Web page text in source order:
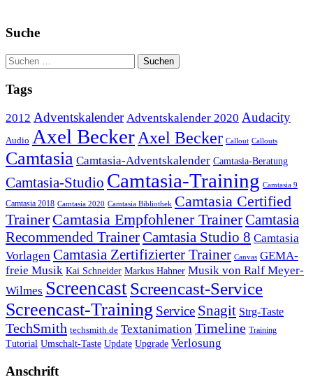
Suche
Tags
2012 Adventskalender Adventskalender 2020 Audacity
Audio Axel BeckerAxel Becker Callout Callouts
Camtasia Camtasia-Adventskalender Camtasia-Beratung
Camtasia-Studio Camtasia-Training Camtasia 9
Camtasia 2018 Camtasia 2020 Camtasia Bibliothek Camtasia Certified
Trainer Camtasia Empfohlener TrainerCamtasia
Recommended TrainerCamtasia Studio 8 Camtasia
Vorlagen Camtasia Zertifizierter Trainer Canvas GEMA-
freie Musik Kai Schneider Markus Hahner Musik von Ralf Meyer-
Wilmes ScreencastScreencast-Service
Screencast-Training Service Snagit Strg-Taste
TechSmith techsmith.de Textanimation Timeline Training
Tutorial Umschalt-Taste Update Upgrade Verlosung
Anschrift